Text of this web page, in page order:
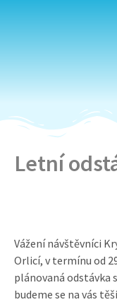
Letní
Vážení návštěvníci
Orlicí, v termínu od
plánovaná odstávka
budeme se na vás